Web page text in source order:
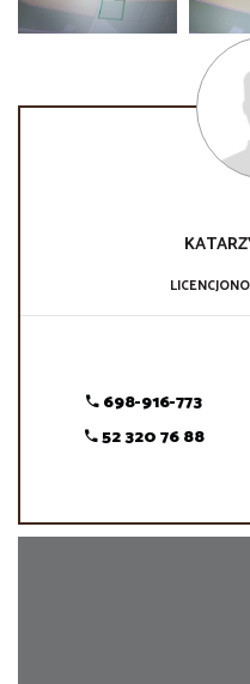
698-916-773
52 320 76 88